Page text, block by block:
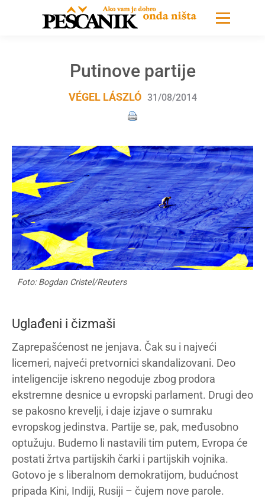
Putinove partije
VÉGEL LÁSZLÓ 31/08/2014
Foto: Bogdan Cristel/Reuters
Uglađeni i čizmaši
Zaprepašćenost ne jenjava. Čak su i najveći
licemeri, najveći pretvornici skandalizovani. Deo
inteligencije iskreno negoduje zbog prodora
ekstremne desnice u evropski parlament. Drugi deo
se pakosno krevelji, i daje izjave o sumraku
evropskog jedinstva. Partije se, pak, međusobno
optužuju. Budemo li nastavili tim putem, Evropa će
postati žrtva partijskih čarki i partijskih vojnika.
Gotovo je s liberalnom demokratijom, budućnost
pripada Kini, Indiji, Rusiji – čujem nove parole.